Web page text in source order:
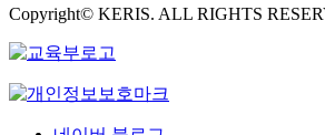
Copyright© KERIS. ALL RIGHTS